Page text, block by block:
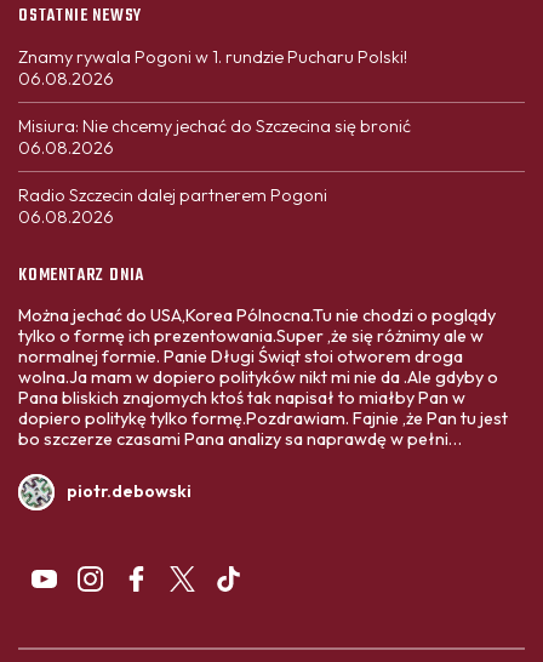
OSTATNIE NEWSY
Znamy rywala Pogoni w 1. rundzie Pucharu Polski!
06.08.2026
Misiura: Nie chcemy jechać do Szczecina się bronić
06.08.2026
Radio Szczecin dalej partnerem Pogoni
06.08.2026
KOMENTARZ DNIA
Można jechać do USA,Korea Pólnocna.Tu nie chodzi o poglądy
tylko o formę ich prezentowania.Super ,że się różnimy ale w
normalnej formie. Panie Długi Świąt stoi otworem droga
wolna.Ja mam w dopiero polityków nikt mi nie da .Ale gdyby o
Pana bliskich znajomych ktoś tak napisał to miałby Pan w
dopiero politykę tylko formę.Pozdrawiam. Fajnie ,że Pan tu jest
bo szczerze czasami Pana analizy sa naprawdę w pełni
wypowiedzi nie da się czytać. Ja nie piszę anonimowo tak więc
pełna szczrosć:)
piotr.debowski